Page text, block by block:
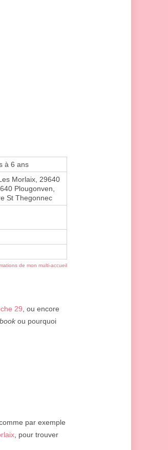
à 6 ans
Morlaix, 29640
Plougonven,
St Thegonnec
de mon multi-accueil
29 , ou encore
ou pourquoi
comme par exemple
, pour trouver